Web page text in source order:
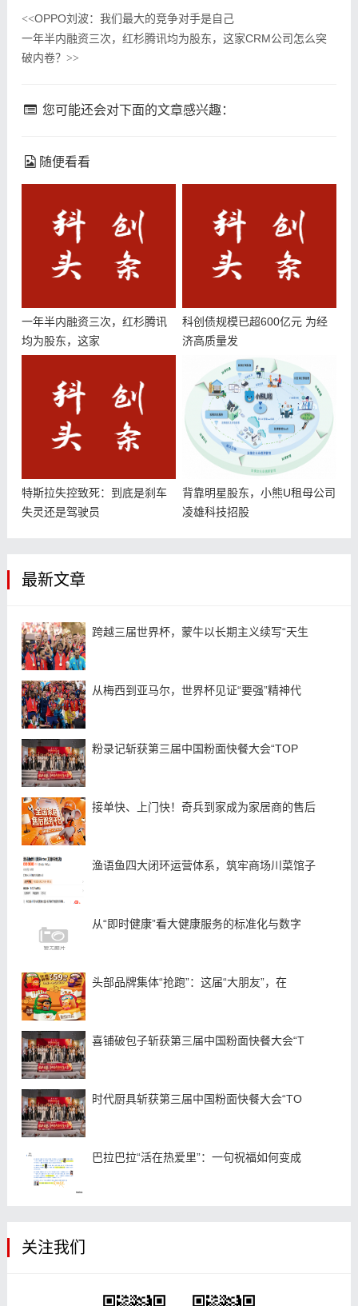
<<OPPO刘波：我们最大的竞争对手是自己
一年半内融资三次，红杉腾讯均为股东，这家CRM公司怎么突
破内卷？ >>
您可能还会对下面的文章感兴趣：
随便看看
一年半内融资三次，红杉腾讯
均为股东，这家
科创债规模已超600亿元 为经
济高质量发
特斯拉失控致死：到底是刹车
失灵还是驾驶员
背靠明星股东，小熊U租母公司
凌雄科技招股
最新文章
跨越三届世界杯，蒙牛以长期主义续写“天生
从梅西到亚马尔，世界杯见证“要强”精神代
粉录记斩获第三届中国粉面快餐大会“TOP
接单快、上门快！奇兵到家成为家居商的售后
渔语鱼四大闭环运营体系，筑牢商场川菜馆子
从“即时健康”看大健康服务的标准化与数字
头部品牌集体“抢跑”：这届“大朋友”，在
喜铺破包子斩获第三届中国粉面快餐大会“T
时代厨具斩获第三届中国粉面快餐大会“TO
巴拉巴拉“活在热爱里”：一句祝福如何变成
关注我们